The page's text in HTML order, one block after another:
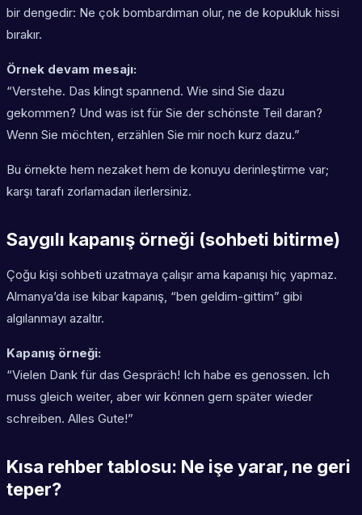
bir dengedir: Ne çok bombardıman olur, ne de kopukluk hissi
bırakır.
Örnek devam mesajı:
“Verstehe. Das klingt spannend. Wie sind Sie dazu
gekommen? Und was ist für Sie der schönste Teil daran?
Wenn Sie möchten, erzählen Sie mir noch kurz dazu.”
Bu örnekte hem nezaket hem de konuyu derinleştirme var;
karşı tarafı zorlamadan ilerlersiniz.
Saygılı kapanış örneği (sohbeti bitirme)
Çoğu kişi sohbeti uzatmaya çalışır ama kapanışı hiç yapmaz.
Almanya’da ise kibar kapanış, “ben geldim-gittim” gibi
algılanmayı azaltır.
Kapanış örneği:
“Vielen Dank für das Gespräch! Ich habe es genossen. Ich
muss gleich weiter, aber wir können gern später wieder
schreiben. Alles Gute!”
Kısa rehber tablosu: Ne işe yarar, ne geri
teper?